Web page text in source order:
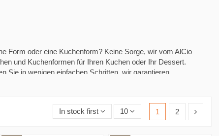
Form oder eine Kuchenform? Keine Sorge, wir vom AlCio
und Kuchenformen für Ihren Kuchen oder Ihr Dessert.
Sie in wenigen einfachen Schritten, wir garantieren
In stock first 10 1 2